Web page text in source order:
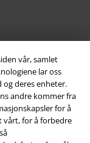
vår, samlet
lar oss
deres enheter.
andre kommer fra
for å
vårt, for å forbedre